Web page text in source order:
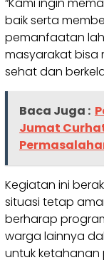
“Kami ingin
baik serta
pemanfaatan
masyarakat
sehat dan
Baca Juga :
Jumat
Kegiatan ini
situasi tetap
berharap
warga lainnya
untuk ketahanan